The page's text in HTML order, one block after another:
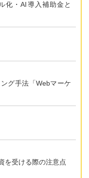
化・AI導入補助金と
グ手法「Webマーケ
を受ける際の注意点